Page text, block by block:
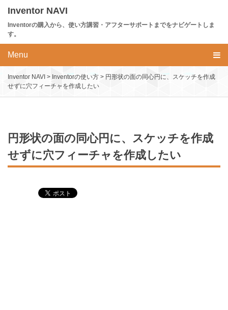
content
Inventor NAVI
Inventorの購入から、使い方講習・アフターサポートまでをナビゲートしま
す。
Menu
Inventor NAVI > Inventorの使い方 > 円形状の面の同心円に、スケッチを作成
せずに穴フィーチャを作成したい
円形状の面の同心円に、スケッチを作成
せずに穴フィーチャを作成したい